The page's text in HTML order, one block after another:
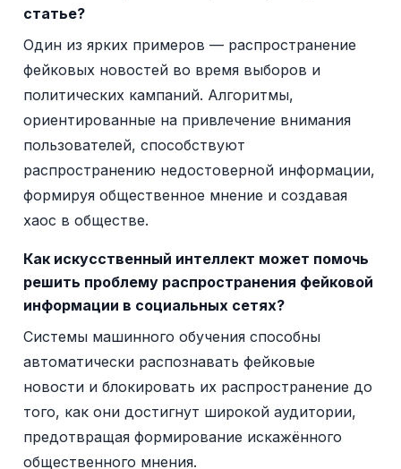
статье?
Один из ярких примеров — распространение
фейковых новостей во время выборов и
политических кампаний. Алгоритмы,
ориентированные на привлечение внимания
пользователей, способствуют
распространению недостоверной информации,
формируя общественное мнение и создавая
хаос в обществе.
Как искусственный интеллект может помочь
решить проблему распространения фейковой
информации в социальных сетях?
Системы машинного обучения способны
автоматически распознавать фейковые
новости и блокировать их распространение до
того, как они достигнут широкой аудитории,
предотвращая формирование искажённого
общественного мнения.